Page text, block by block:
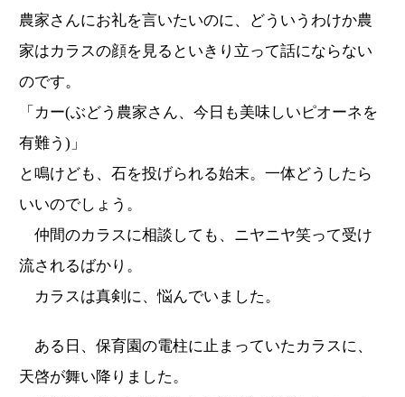
農家さんにお礼を言いたいのに、どういうわけか農
家はカラスの顔を見るといきり立って話にならない
のです。
「カー(ぶどう農家さん、今日も美味しいピオーネを
有難う)」
と鳴けども、石を投げられる始末。一体どうしたら
いいのでしょう。
仲間のカラスに相談しても、ニヤニヤ笑って受け
流されるばかり。
カラスは真剣に、悩んでいました。
ある日、保育園の電柱に止まっていたカラスに、
天啓が舞い降りました。